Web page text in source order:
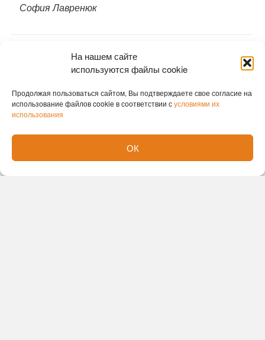
На нашем сайте
используются файлы cookie
Продолжая пользоваться сайтом, Вы подтверждаете свое согласие на
использование файлов cookie в соответствии сусловиями их
использования
ОК
София Лавренюк